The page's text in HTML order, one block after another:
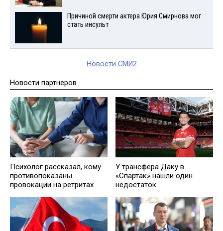
Причиной смерти актера Юрия Смирнова мог
стать инсульт
Новости СМИ2
Новости партнеров
Психолог рассказал, кому
противопоказаны
провокации на ретритах
У трансфера Даку в
«Спартак» нашли один
недостаток